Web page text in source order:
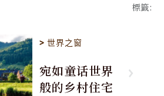
標籤:
>世界之窗
宛如童话世界
般的乡村住宅